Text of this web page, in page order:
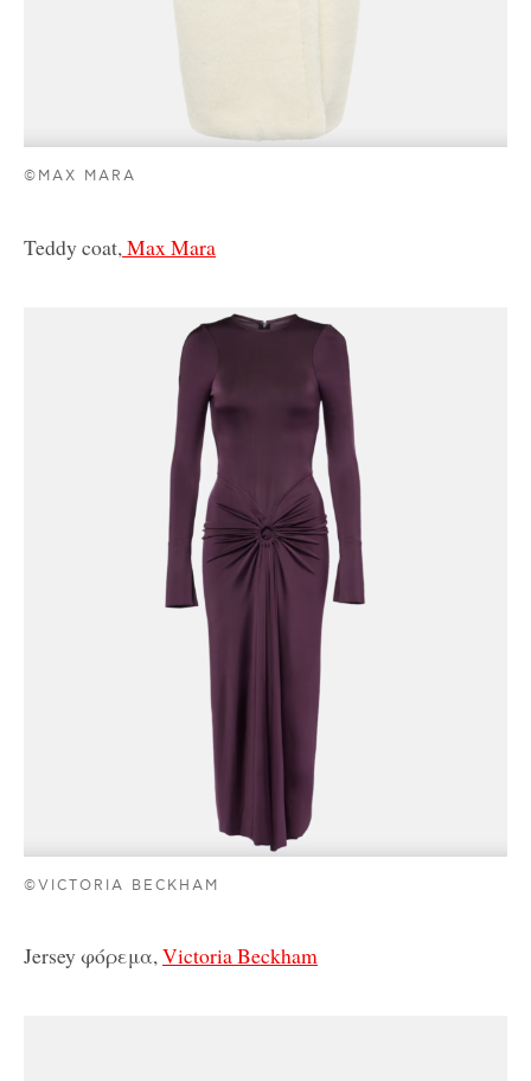
©MAX MARA
Teddy coat, Max Mara
©VICTORIA BECKHAM
Jersey φόρεμα, Victoria Beckham